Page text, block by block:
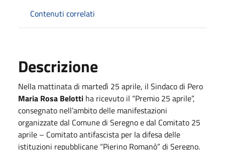
Contenuti correlati
Descrizione
Nella mattinata di martedì 25 aprile, il Sindaco di Pero
Maria Rosa Belotti ha ricevuto il “Premio 25 aprile”,
consegnato nell’ambito delle manifestazioni
organizzate dal Comune di Seregno e dal Comitato 25
aprile – Comitato antifascista per la difesa delle
istituzioni repubblicane “Pierino Romanò” di Seregno.